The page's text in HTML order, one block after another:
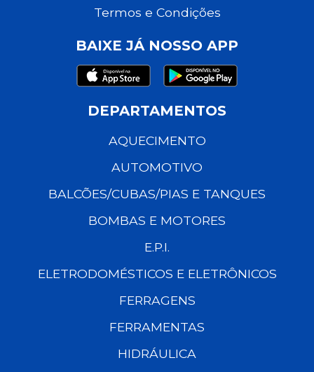
Termos e Condições
BAIXE JÁ NOSSO APP
DEPARTAMENTOS
AQUECIMENTO
AUTOMOTIVO
BALCÕES/CUBAS/PIAS E TANQUES
BOMBAS E MOTORES
E.P.I.
ELETRODOMÉSTICOS E ELETRÔNICOS
FERRAGENS
FERRAMENTAS
HIDRÁULICA